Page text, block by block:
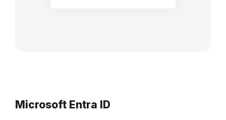
Microsoft Entra ID